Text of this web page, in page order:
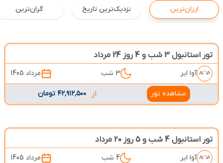
ارزان‌ترین نزدیک‌ترین تاریخ گران‌ترین
تور استانبول 3 شب و 4 روز 24 مرداد
آوا ایر 3 شب مرداد 1405
مشاهده تور از ۴۲٬۹۱۲٬۵۰۰ تومان
تور استانبول 4 شب و 5 روز 20 مرداد
آوا ایر 4 شب مرداد 1405